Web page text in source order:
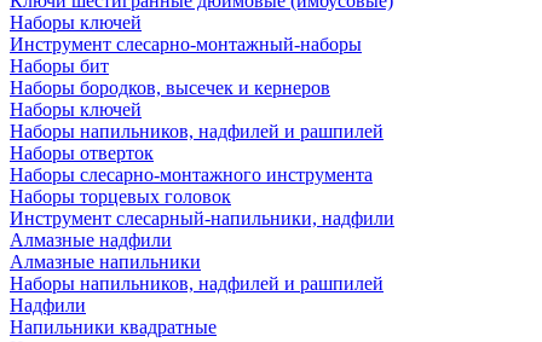
Наборы ключей
Инструмент слесарно-монтажный-наборы
Наборы бит
Наборы бородков, высечек и кернеров
Наборы ключей
Наборы напильников, надфилей и рашпилей
Наборы отверток
Наборы слесарно-монтажного инструмента
Наборы торцевых головок
Инструмент слесарный-напильники, надфили
Алмазные надфили
Алмазные напильники
Наборы напильников, надфилей и рашпилей
Надфили
Напильники квадратные